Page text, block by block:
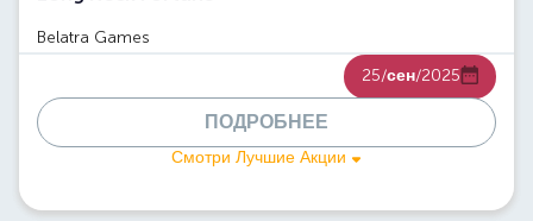
Belatra Games
25/сен/2025
ПОДРОБНЕЕ
Смотри Лучшие Акции